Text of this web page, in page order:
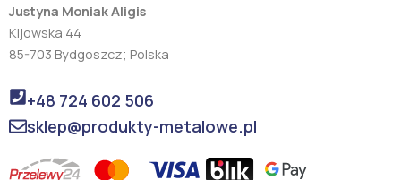
Justyna Moniak Aligis
Kijowska 44
85-703 Bydgoszcz; Polska
+48 724 602 506
sklep@produkty-metalowe.pl